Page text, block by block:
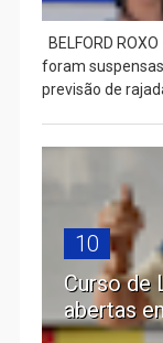
BELFORD
foram
previsão de
10
Curso de
abertas